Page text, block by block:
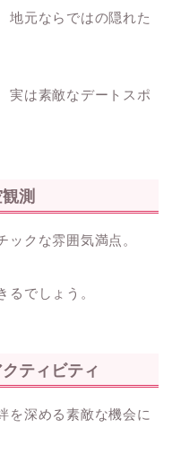
地元ならではの隠れた
実は素敵なデートスポ
測
クな雰囲気満点。
るでしょう。
ティビティ
を深める素敵な機会に